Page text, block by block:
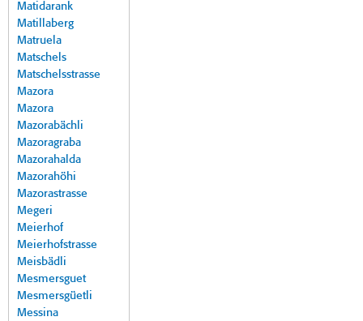
Matidarank
Matillaberg
Matruela
Matschels
Matschelsstrasse
Mazora
Mazora
Mazorabächli
Mazoragraba
Mazorahalda
Mazorahöhi
Mazorastrasse
Megeri
Meierhof
Meierhofstrasse
Meisbädli
Mesmersguet
Mesmersgüetli
Messina